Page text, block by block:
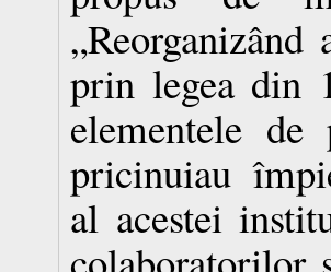
prin legea din
elementele
pricinuiau
al acestei
colaboratorilor